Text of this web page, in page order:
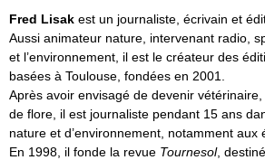
Fred Lisak est un journaliste, écrivain et
Aussi animateur nature, intervenant radio,
et l’environnement, il est le créateur des
basées à Toulouse, fondées en 2001.
Après avoir envisagé de devenir
de flore, il est journaliste pendant 15 ans
nature et d’environnement, notamment aux
En 1998, il fonde la revue Tournesol,